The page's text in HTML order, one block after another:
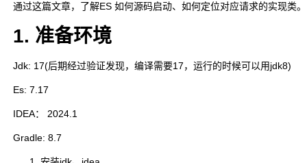
通过这篇文章，了解ES 如何源码启动、如何定位对应请求的实现类。
1. 准备环境
Jdk: 17(后期经过验证发现，编译需要17，运行的时候可以用jdk8)
Es: 7.17
IDEA： 2024.1
Gradle: 8.7